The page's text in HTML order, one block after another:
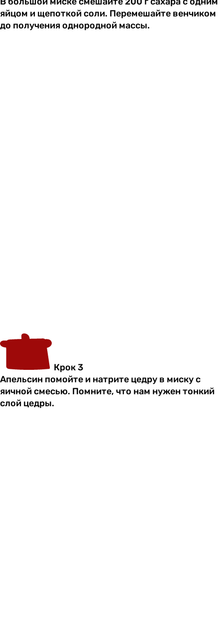
яйцом и щепоткой соли. Перемешайте венчиком
до получения однородной массы.
Крок 3
Апельсин помойте и натрите цедру в миску с
яичной смесью. Помните, что нам нужен тонкий
слой цедры.